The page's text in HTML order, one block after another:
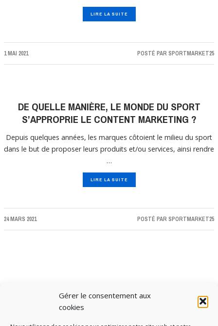
Gérer le consentement aux
cookies
LIRE LA SUITE
1 MAI 2021 POSTÉ PAR SPORTMARKET25
DE QUELLE MANIÈRE, LE MONDE DU SPORT
S’APPROPRIE LE CONTENT MARKETING ?
Depuis quelques années, les marques côtoient le milieu du sport
dans le but de proposer leurs produits et/ou services, ainsi rendre
…
LIRE LA SUITE
24 MARS 2021 POSTÉ PAR SPORTMARKET25
CHARGER PLUS D'ARTICLES